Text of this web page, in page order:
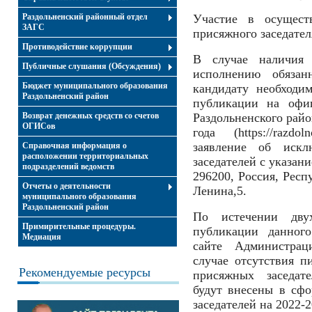
Раздольненский районный отдел
ЗАГС
Противодействие коррупции
Публичные слушания (Обсуждения)
Бюджет муниципального образования
Раздольненский район
Возврат денежных средств со счетов
ОГИСов
Справочная информация о
расположении территориальных
подразделений ведомств
Отчеты о деятельности
муниципального образования
Раздольненский район
Примирительные процедуры.
Медиация
Рекомендуемые ресурсы
Участие в
присяжного
В случае наличия
исполнению
кандидату
публикации на
Раздольненского
года (https://
заявление об
заседателей с
296200, Россия,
Ленина,5.
По истечении
публикации
сайте
случае отсутствия
присяжных
будут внесены в
заседателей на 2022-